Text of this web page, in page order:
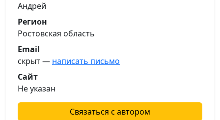
Андрей
Регион
Ростовская область
Email
скрыт — написать письмо
Сайт
Не указан
Связаться с автором